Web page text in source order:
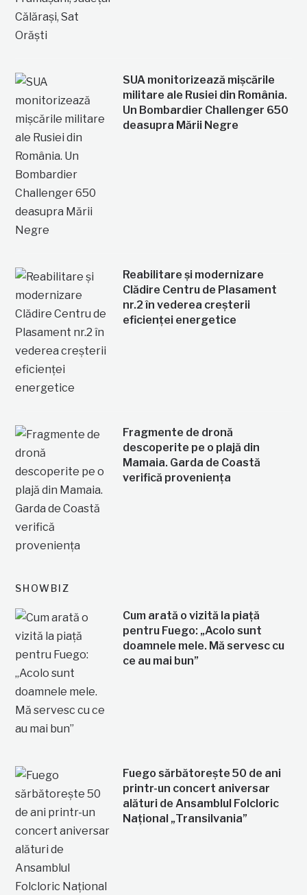
SUA monitorizează mișcările
militare ale Rusiei din România.
Un Bombardier Challenger 650
deasupra Mării Negre
Reabilitare și modernizare
Clădire Centru de Plasament
nr.2 în vederea creșterii
eficienței energetice
Fragmente de dronă
descoperite pe o plajă din
Mamaia. Garda de Coastă
verifică proveniența
SHOWBIZ
Cum arată o vizită la piață
pentru Fuego: „Acolo sunt
doamnele mele. Mă servesc cu
ce au mai bun”
Fuego sărbătorește 50 de ani
printr-un concert aniversar
alături de Ansamblul Folcloric
Național „Transilvania”